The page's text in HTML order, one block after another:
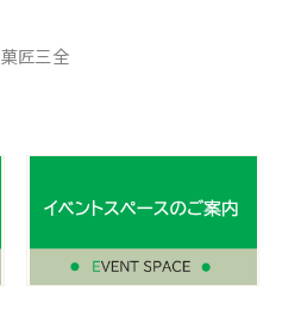
菓匠三全